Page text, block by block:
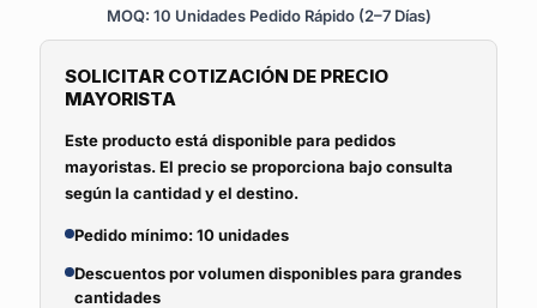
MOQ: 10 Unidades Pedido Rápido (2–7 Días)
SOLICITAR COTIZACIÓN DE PRECIO
MAYORISTA
Este producto está disponible para pedidos
mayoristas. El precio se proporciona bajo consulta
según la cantidad y el destino.
Pedido mínimo: 10 unidades
Descuentos por volumen disponibles para grandes
cantidades